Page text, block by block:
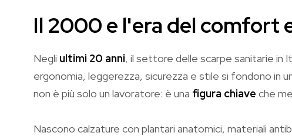
Il 2000 e l'era del comfort
Negli ultimi 20 anni, il settore delle scarpe sanitarie in
ergonomia, leggerezza, sicurezza e stile si fondono in
non è più solo un lavoratore: è una figura chiave che
Nascono calzature con plantari anatomici, materiali